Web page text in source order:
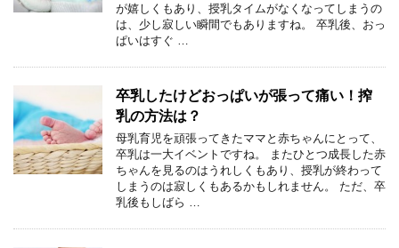
が嬉しくもあり、授乳タイムがなくなってしまうの
は、少し寂しい瞬間でもありますね。 卒乳後、おっ
ぱいはすぐ …
卒乳したけどおっぱいが張って痛い！搾
乳の方法は？
母乳育児を頑張ってきたママと赤ちゃんにとって、
卒乳は一大イベントですね。 またひとつ成長した赤
ちゃんを見るのはうれしくもあり、授乳が終わって
しまうのは寂しくもあるかもしれません。 ただ、卒
乳後もしばら …